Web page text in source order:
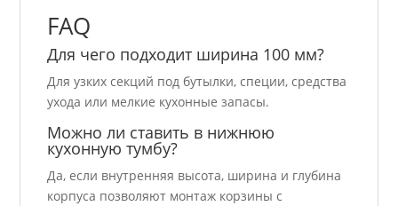
FAQ
Для чего подходит ширина 100 мм?
Для узких секций под бутылки, специи, средства
ухода или мелкие кухонные запасы.
Можно ли ставить в нижнюю
кухонную тумбу?
Да, если внутренняя высота, ширина и глубина
корпуса позволяют монтаж корзины с